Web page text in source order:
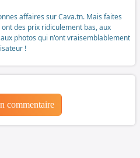
affaires sur Cava.tn. Mais faites
des prix ridiculement bas, aux
photos qui n'ont vraisemblablement
!
commentaire